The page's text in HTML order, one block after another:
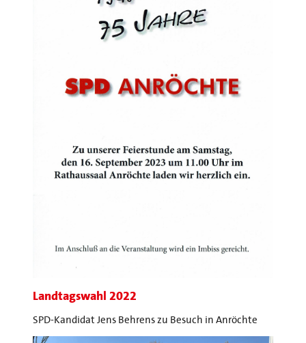
Landtagswahl 2022
SPD-Kandidat Jens Behrens zu Besuch in Anröchte